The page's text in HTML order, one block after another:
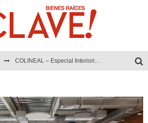
COLINEAL – Especial Interiorismo & Decoración 2026
MULTIOFICINAS / AMOBLARE / TREZE – Especial Interiorismo & Decoración 2026
Abad Vergara Arquitectos – Especial Interiorismo & Decoración 2026